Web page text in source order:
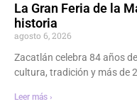
La Gran Feria de la
historia
agosto 6, 2026
Zacatlán celebra 84 años
cultura, tradición y más de
Leer más ›